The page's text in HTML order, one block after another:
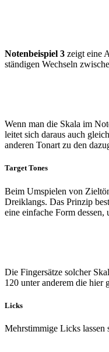
Notenbeispiel 3 zeigt eine
ständigen Wechseln
Wenn man die Skala im
leitet sich daraus auch
anderen Tonart zu den
Target Tones
Beim Umspielen von
Dreiklangs. Das Prin­zip
eine einfache Form dessen,
Die Fingersätze solcher
120 unter anderem die hier
Licks
Mehrstimmige Licks lassen